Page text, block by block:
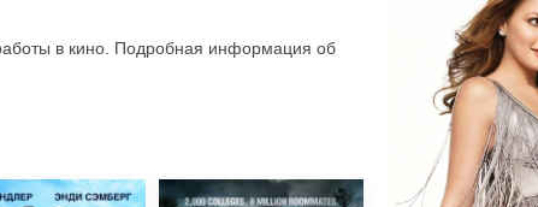
в кино. Подробная информация об